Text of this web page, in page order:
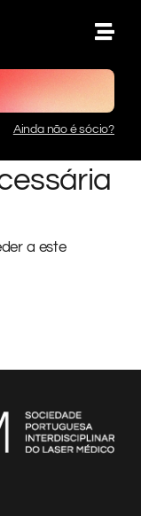
Ainda não é sócio?
a este